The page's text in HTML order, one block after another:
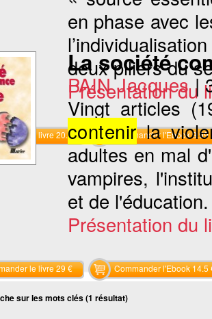
en phase avec
deux piliers du
Présentation du
le livre 20.5 € Commander l'Ebook 9.99
La société
PAIN Jacques |
Vingt articles
contenirla
adultes en mal
vampires,
et de
Présentation du
le livre 29 € Commander l'Ebook 14.5
sur les mots clés (1 résultat)